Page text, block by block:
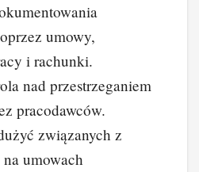
umowy,
i rachunki.
nad przestrzeganiem
pracodawców.
związanych z
umowach